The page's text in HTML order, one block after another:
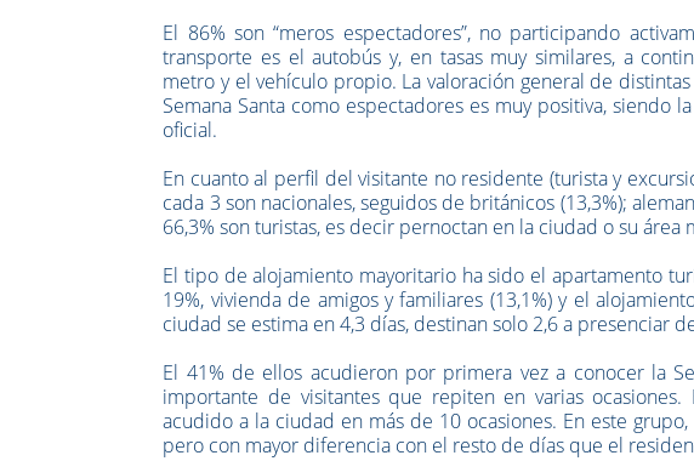
El 86% son “meros espectadores”, no participando
transporte es el autobús y, en tasas muy similares, a
metro y el vehículo propio. La valoración general de
Semana Santa como espectadores es muy positiva,
oficial.
En cuanto al perfil del visitante no residente (turista y
cada 3 son nacionales, seguidos de británicos (13,3%);
66,3% son turistas, es decir pernoctan en la ciudad o su área
El tipo de alojamiento mayoritario ha sido el apartamento
19%, vivienda de amigos y familiares (13,1%) y el
ciudad se estima en 4,3 días, destinan solo 2,6 a presenciar
El 41% de ellos acudieron por primera vez a conocer la
importante de visitantes que repiten en varias
acudido a la ciudad en más de 10 ocasiones. En este
pero con mayor diferencia con el resto de días que el